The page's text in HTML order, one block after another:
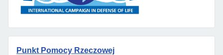
Punkt Pomocy Rzeczowej